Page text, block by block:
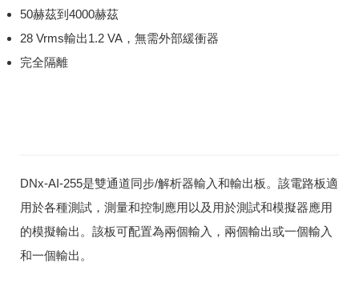
50赫茲到4000赫茲
28 Vrms輸出1.2 VA，無需外部緩衝器
完全隔離
DNx-AI-255是雙通道同步/解析器輸入和輸出板。該電路板適
用於各種測試，測量和控制應用以及用於測試和模擬器應用
的模擬輸出。該板可配置為兩個輸入，兩個輸出或一個輸入
和一個輸出。